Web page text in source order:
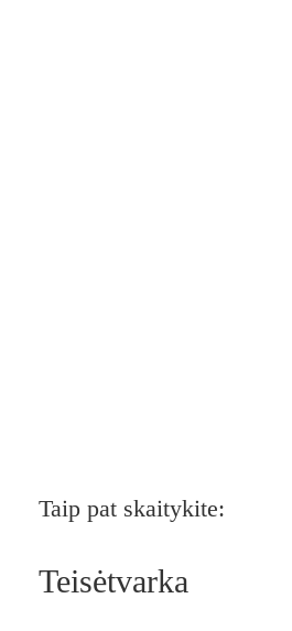
Taip pat skaitykite:
Teisėtvarka